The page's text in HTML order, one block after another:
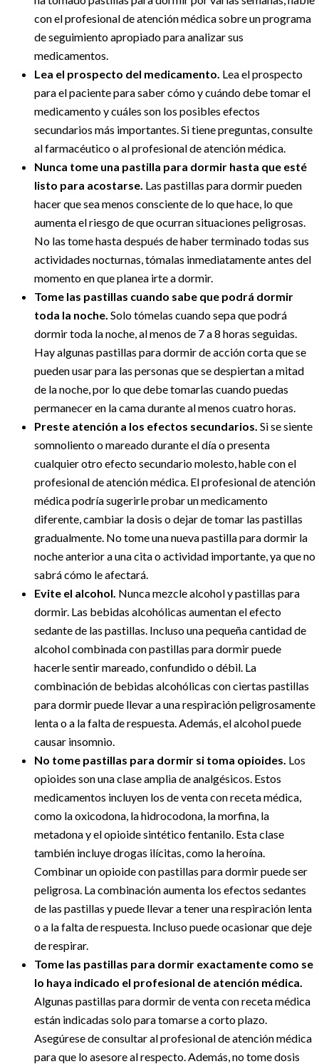
con el profesional de atención médica sobre un programa
de seguimiento apropiado para analizar sus
medicamentos.
Lea el prospecto del medicamento. Lea el prospecto
para el paciente para saber cómo y cuándo debe tomar el
medicamento y cuáles son los posibles efectos
secundarios más importantes. Si tiene preguntas, consulte
al farmacéutico o al profesional de atención médica.
Nunca tome una pastilla para dormir hasta que esté
listo para acostarse. Las pastillas para dormir pueden
hacer que sea menos consciente de lo que hace, lo que
aumenta el riesgo de que ocurran situaciones peligrosas.
No las tome hasta después de haber terminado todas sus
actividades nocturnas, tómalas inmediatamente antes del
momento en que planea irte a dormir.
Tome las pastillas cuando sabe que podrá dormir
toda la noche. Solo tómelas cuando sepa que podrá
dormir toda la noche, al menos de 7 a 8 horas seguidas.
Hay algunas pastillas para dormir de acción corta que se
pueden usar para las personas que se despiertan a mitad
de la noche, por lo que debe tomarlas cuando puedas
permanecer en la cama durante al menos cuatro horas.
Preste atención a los efectos secundarios. Si se siente
somnoliento o mareado durante el día o presenta
cualquier otro efecto secundario molesto, hable con el
profesional de atención médica. El profesional de atención
médica podría sugerirle probar un medicamento
diferente, cambiar la dosis o dejar de tomar las pastillas
gradualmente. No tome una nueva pastilla para dormir la
noche anterior a una cita o actividad importante, ya que no
sabrá cómo le afectará.
Evite el alcohol. Nunca mezcle alcohol y pastillas para
dormir. Las bebidas alcohólicas aumentan el efecto
sedante de las pastillas. Incluso una pequeña cantidad de
alcohol combinada con pastillas para dormir puede
hacerle sentir mareado, confundido o débil. La
combinación de bebidas alcohólicas con ciertas pastillas
para dormir puede llevar a una respiración peligrosamente
lenta o a la falta de respuesta. Además, el alcohol puede
causar insomnio.
No tome pastillas para dormir si toma opioides. Los
opioides son una clase amplia de analgésicos. Estos
medicamentos incluyen los de venta con receta médica,
como la oxicodona, la hidrocodona, la morfina, la
metadona y el opioide sintético fentanilo. Esta clase
también incluye drogas ilícitas, como la heroína.
Combinar un opioide con pastillas para dormir puede ser
peligrosa. La combinación aumenta los efectos sedantes
de las pastillas y puede llevar a tener una respiración lenta
o a la falta de respuesta. Incluso puede ocasionar que deje
de respirar.
Tome las pastillas para dormir exactamente como se
lo haya indicado el profesional de atención médica.
Algunas pastillas para dormir de venta con receta médica
están indicadas solo para tomarse a corto plazo.
Asegúrese de consultar al profesional de atención médica
para que lo asesore al respecto. Además, no tome dosis